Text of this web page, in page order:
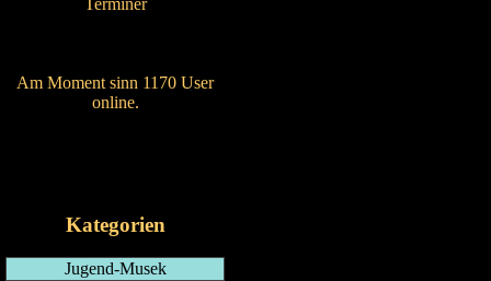
Am Moment sinn 1170 User
online.
Kategorien
Jugend-Musek